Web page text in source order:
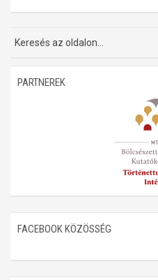
PARTNEREK
FACEBOOK KÖZÖSSÉG